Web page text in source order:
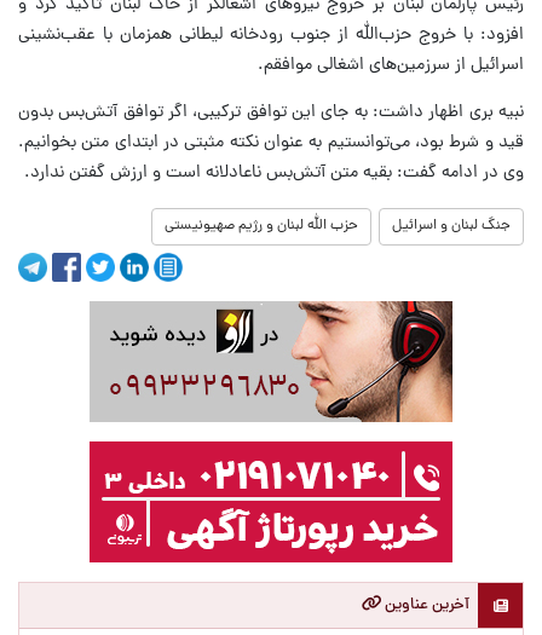
افزود: با خروج حزب‌الله از جنوب رودخانه لیطانی همزمان با عقب‌نشینی
اسرائیل از سرزمین‌های اشغالی موافقم.
نبیه بری اظهار داشت: به جای این توافق ترکیبی، اگر توافق آتش‌بس بدون
قید و شرط بود، می‌توانستیم به عنوان نکته مثبتی در ابتدای متن بخوانیم.
وی در ادامه گفت: بقیه متن آتش‌بس ناعادلانه است و ارزش گفتن ندارد.
جنگ لبنان و اسرائیل حزب الله لبنان و رژیم صهیونیستی
آخرین عناوین